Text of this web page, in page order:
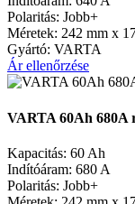
Polaritás: Jobb+
Méretek: 242 mm x
Gyártó: VARTA
Ár ellenőrzése
VARTA 60Ah 680A
Kapacitás: 60 Ah
Indítóáram: 680 A
Polaritás: Jobb+